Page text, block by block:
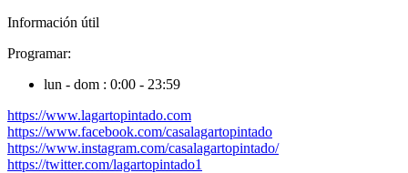
Información útil
Programar:
lun - dom : 0:00 - 23:59
https://www.lagartopintado.com
https://www.facebook.com/casalagartopintado
https://www.instagram.com/casalagartopintado/
https://twitter.com/lagartopintado1